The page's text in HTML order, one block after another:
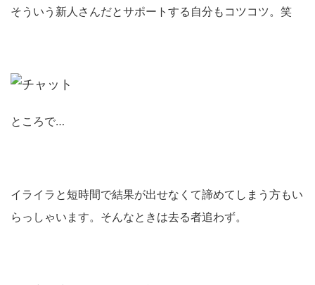
そういう新人さんだとサポートする自分もコツコツ。笑
ところで…
イライラと短時間で結果が出せなくて諦めてしまう方もい
らっしゃいます。そんなときは去る者追わず。